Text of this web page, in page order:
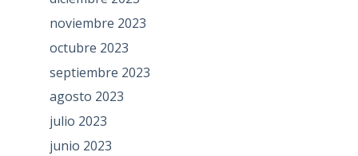
noviembre 2023
octubre 2023
septiembre 2023
agosto 2023
julio 2023
junio 2023